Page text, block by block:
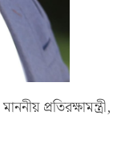
প্রতিরক্ষামন্ত্রী,